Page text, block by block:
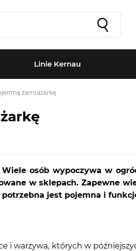
Linie Kernau
zamrażarkę
osób wypoczywa w
w sklepach. Zapewne
jest pojemna i
i warzywa, których w